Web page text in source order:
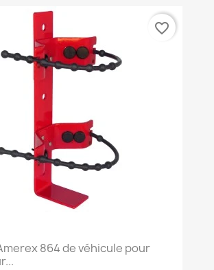
864 de véhicule pour
favorite_border